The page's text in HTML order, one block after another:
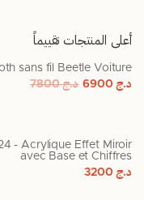
أعلى المنتجات تقييماً
sans fil Beetle Voiture
د.ج6900 د.ج7800
- Acrylique Effet Miroir
avec Base et Chiffres
د.ج3200